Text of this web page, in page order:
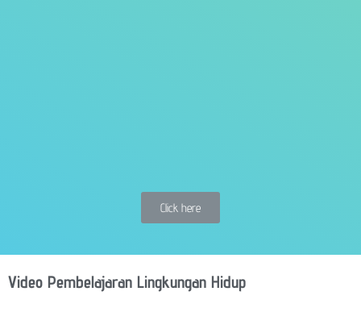
Click here
Video Pembelajaran Lingkungan Hidup